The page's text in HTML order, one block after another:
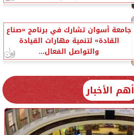
جامعة أسوان تشارك في برنامج «صناع
القادة» لتنمية مهارات القيادة
والتواصل الفعال...
أهم الأخبار